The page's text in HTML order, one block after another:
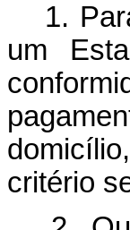
1.
um
critério